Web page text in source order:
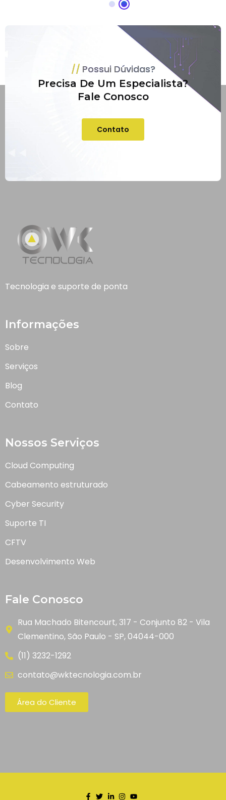
Possui Dúvidas?
Precisa De Um Especialista?
Fale Conosco
Contato
Tecnologia e suporte de ponta
Informações
Sobre
Serviços
Blog
Contato
Nossos Serviços
Cloud Computing
Cabeamento estruturado
Cyber Security
Suporte TI
CFTV
Desenvolvimento Web
Fale Conosco
Rua Machado Bitencourt, 317 - Conjunto 82 - Vila
Clementino, São Paulo - SP, 04044-000
(11) 3232-1292
contato@wktecnologia.com.br
Área do Cliente